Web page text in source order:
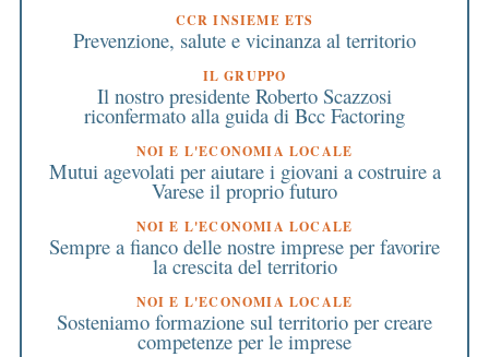
CCR INSIEME ETS
Prevenzione, salute e vicinanza al territorio
IL GRUPPO
Il nostro presidente Roberto Scazzosi
riconfermato alla guida di Bcc Factoring
NOI E L'ECONOMIA LOCALE
Mutui agevolati per aiutare i giovani a costruire a
Varese il proprio futuro
NOI E L'ECONOMIA LOCALE
Sempre a fianco delle nostre imprese per favorire
la crescita del territorio
NOI E L'ECONOMIA LOCALE
Sosteniamo formazione sul territorio per creare
competenze per le imprese